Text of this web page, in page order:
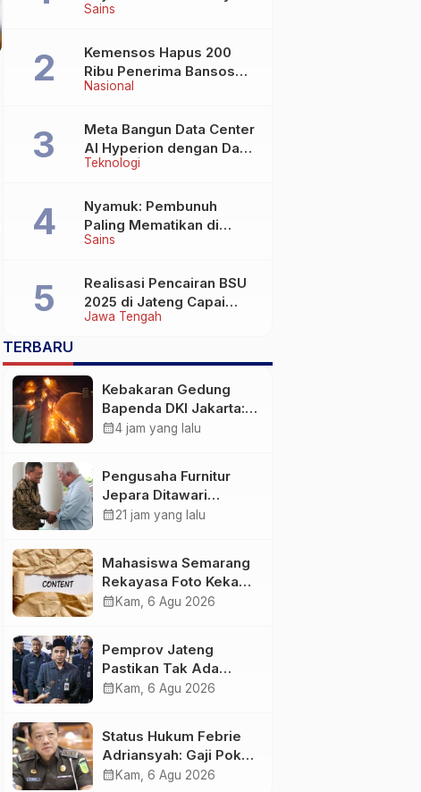
Sains
Wafat di Usia Lebih dari
Nasional
Kemensos Hapus 200
Ribu Penerima Bansos
yang Terlibat Judol
Teknologi
Meta Bangun Data Center
AI Hyperion dengan Daya
Komputasi 5 GW, Saingi
Sains
Nyamuk: Pembunuh
Paling Mematikan di
Dunia yang Tak Terlihat
Jawa Tengah
Realisasi Pencairan BSU
2025 di Jateng Capai
69,2 Persen
TERBARU
Kebakaran Gedung
Bapenda DKI Jakarta:
20 Unit Pemadam dan
Kencang Jadi
Tantangan
calendar_month4 jam yang lalu
Pengusaha Furnitur
Jepara Ditawari
Perluasan Pangsa
calendar_month21 jam yang lalu
Mahasiswa Semarang
Rekayasa Foto Kekasih
Jadi Konten Cabul
calendar_month Kam, 6 Agu 2026
Pemprov Jateng
Pastikan Tak Ada
Kendala Pembayaran
Transfer ke Daerah
calendar_month Kam, 6 Agu 2026
Status Hukum Febrie
Adriansyah: Gaji Pokok
50 Persen Tetap
calendar_month Kam, 6 Agu 2026